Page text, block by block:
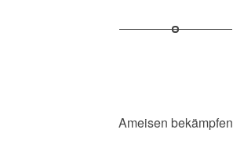
Ameisen bekämpfen